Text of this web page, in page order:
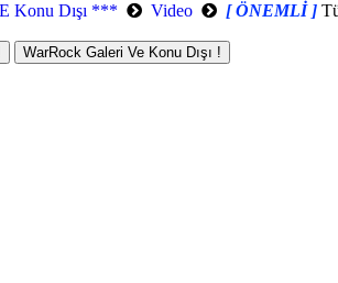
Konu Dışı *** Video [ ÖNEMLİ ]
WarRock Galeri Ve Konu Dışı !